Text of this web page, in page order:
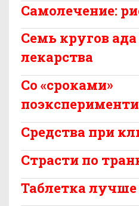
Самолечение:
Семь кругов
лекарства
Со «сроками»
Средства при
Страсти по
Таблетка лучше